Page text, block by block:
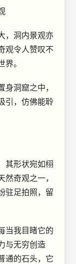
，洞内景观亦
观令人赞叹不
。
洞窟之中，
引，仿佛能聆
其形状宛如栩
奇观之一，
驻足拍照，留
当我目睹它的
与无穷创造
通的石头，它